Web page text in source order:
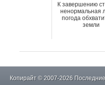
К завершению
ненормальная
погода
земли
Копирайт © 2007-2026